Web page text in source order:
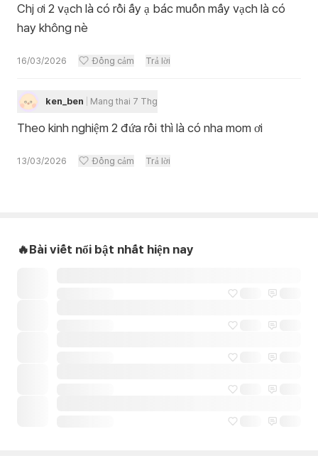
Chj ơi 2 vạch là có rồi ấy ạ bác muốn mấy vạch là có
hay không nè
16/03/2026 Đồng cảm Trả lời
ken_ben Mang thai 7 Thg
Theo kinh nghiệm 2 đứa rồi thì là có nha mom ơi
13/03/2026 Đồng cảm Trả lời
🔥Bài viết nổi bật nhất hiện nay